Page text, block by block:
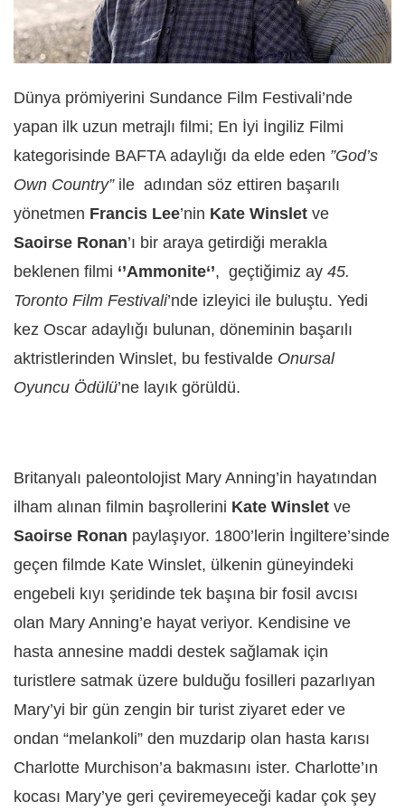
Dünya prömiyerini Sundance Film Festivali’nde
yapan ilk uzun metrajlı filmi; En İyi İngiliz Filmi
kategorisinde BAFTA adaylığı da elde eden ”God’s
Own Country”ile adından söz ettiren başarılı
yönetmen Francis Lee’nin Kate Winslet ve
Saoirse Ronan’ı bir araya getirdiği merakla
beklenen filmi ‘’Ammonite‘’, geçtiğimiz ay 45.
Toronto Film Festivali’nde izleyici ile buluştu. Yedi
kez Oscar adaylığı bulunan, döneminin başarılı
aktristlerinden Winslet, bu festivalde Onursal
Oyuncu Ödülü’ne layık görüldü.
Britanyalı paleontolojist Mary Anning’in hayatından
ilham alınan filmin başrollerini Kate Winslet ve
Saoirse Ronan paylaşıyor. 1800’lerin İngiltere’sinde
geçen filmde Kate Winslet, ülkenin güneyindeki
engebeli kıyı şeridinde tek başına bir fosil avcısı
olan Mary Anning’e hayat veriyor. Kendisine ve
hasta annesine maddi destek sağlamak için
turistlere satmak üzere bulduğu fosilleri pazarlıyan
Mary’yi bir gün zengin bir turist ziyaret eder ve
ondan “melankoli” den muzdarip olan hasta karısı
Charlotte Murchison’a bakmasını ister. Charlotte’ın
kocası Mary’ye geri çeviremeyeceği kadar çok şey